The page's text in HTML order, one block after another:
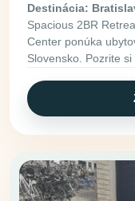
Destinácia:
Spacious 2BR
Center ponúka
Slovensko. Pozrite